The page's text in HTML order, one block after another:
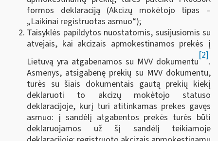
formos deklaraciją (Akcizų mokėtojo tipas –
„Laikinai registruotas asmuo“);
Taisyklės papildytos nuostatomis, susijusiomis su
atvejais, kai akcizais apmokestinamos prekės į
Lietuvą yra atgabenamos su MVV dokumentu
[2]
.
Asmenys, atsigabenę prekių su MVV dokumentu,
turės su šiais dokumentais gautą prekių kiekį
deklaruoti to akcizų mokėtojo statuso
deklaracijoje, kurį turi atitinkamas prekes gavęs
asmuo: į sandėlį atgabentos prekės turės būti
deklaruojamos už šį sandėlį teikiamoje